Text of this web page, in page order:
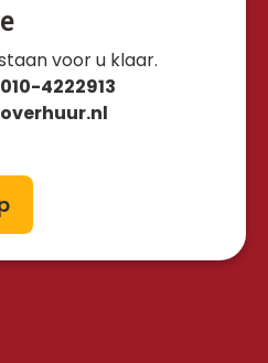
voor u klaar.
010-4222913